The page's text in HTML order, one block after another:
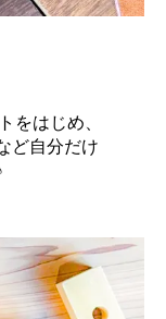
をはじめ、
ど自分だけ